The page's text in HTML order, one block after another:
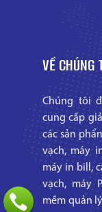
VỀ CHÚNG
Chúng tôi
cung cấp
các sản
vạch, máy
máy in bill,
vạch, máy
mềm quản